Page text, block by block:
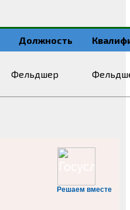
Должность
Фельдшер
Решаем вместе